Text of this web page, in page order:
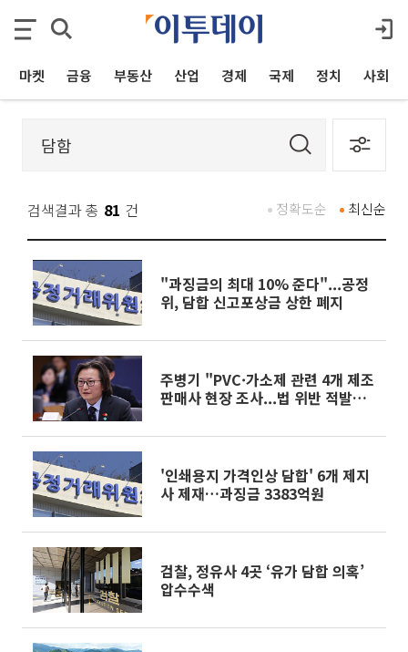
마켓 금융 부동산 산업 경제 국제 정치 사회
검색결과 총 81 건 최신순
정확도순
"과징금의 최대 10% 준다"...공정
위, 담합 신고포상금 상한 폐지
주병기 "PVC·가소제 관련 4개 제조
판매사 현장 조사...법 위반 적발시
'인쇄용지 가격인상 담합' 6개 제지
사 제재…과징금 3383억원
검찰, 정유사 4곳 ‘유가 담합 의혹’
압수수색